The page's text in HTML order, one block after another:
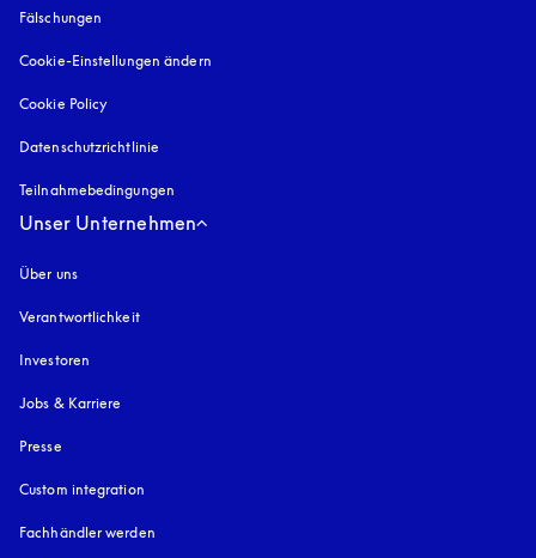
Fälschungen
Cookie-Einstellungen ändern
Cookie Policy
Datenschutzrichtlinie
Teilnahmebedingungen
Unser Unternehmen
Über uns
Verantwortlichkeit
Investoren
Jobs & Karriere
Presse
Custom integration
Fachhändler werden